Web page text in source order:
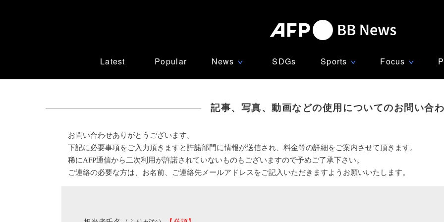
Latest Popular News ∨ SDGs Sports ∨ Focus ∨
記事、写真、動画などの使用についてのお問い合
お問い合わせありがとうございます。
下記に必要事項をご入力頂きますと許諾部門に情報が送信され、料金等の詳細をご案内させて頂きます。
稀にAFP通信から二次利用が許諾されていないものもございますので予めご了承下さい。
ご連絡の必要な方は、お名前、ご連絡先メールアドレスをご記入いただきますようお願いいたします。